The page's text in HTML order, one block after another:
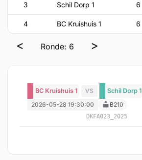
3 Schil Dorp 1 6
4 BC Kruishuis 1 6
< Ronde: 6 >
BC Kruishuis 1 VS
Schil Dorp 1
2026-05-28 19:30:00
B210
DKFA023_2025